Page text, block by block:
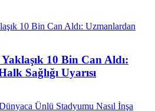
10 Bin Can Aldı:
Sağlığı Uyarısı